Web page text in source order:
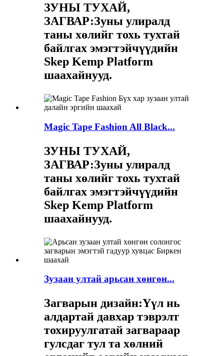
ЗУНЫ ТУХАЙ,
ЗАГВАР:Зуны улиралд
таны хөлийг тохь тухтай
байлгах эмэгтэйчүүдийн
Skep Kemp Platform
шаахайнууд.
Magic Tape Fashion All Black...
ЗУНЫ ТУХАЙ,
ЗАГВАР:Зуны улиралд
таны хөлийг тохь тухтай
байлгах эмэгтэйчүүдийн
Skep Kemp Platform
шаахайнууд.
Зузаан ултай арьсан хөнгөн...
Загварын дизайн:Үүл нь
алдартай давхар тэврэлт
тохируулгатай загвараар
гулсдаг тул та хөлний